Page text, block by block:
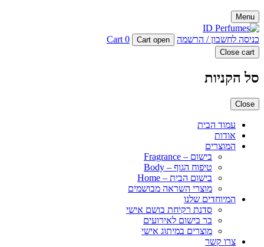
Menu
כניסה לחשבון / הרשמה Cart open
Cart 0
Close cart
סל הקניות
Close
עמוד הבית
אודות
המוצרים
בישום – Fragrance
טיפוח הגוף – Body
בישום הבית – Home
מוצרי השראה מבושמים
המיוחדים שלנו
סדנת רקיחת בושם אישי
בר בישום לאירועים
מוצרים במיתוג אישי
צרו קשר